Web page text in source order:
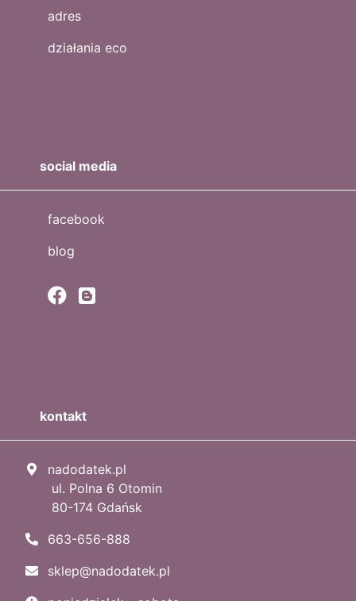
adres
działania eco
social media
facebook
blog
kontakt
nadodatek.pl
ul. Polna 6 Otomin
80-174 Gdańsk
663-656-888
sklep@nadodatek.pl